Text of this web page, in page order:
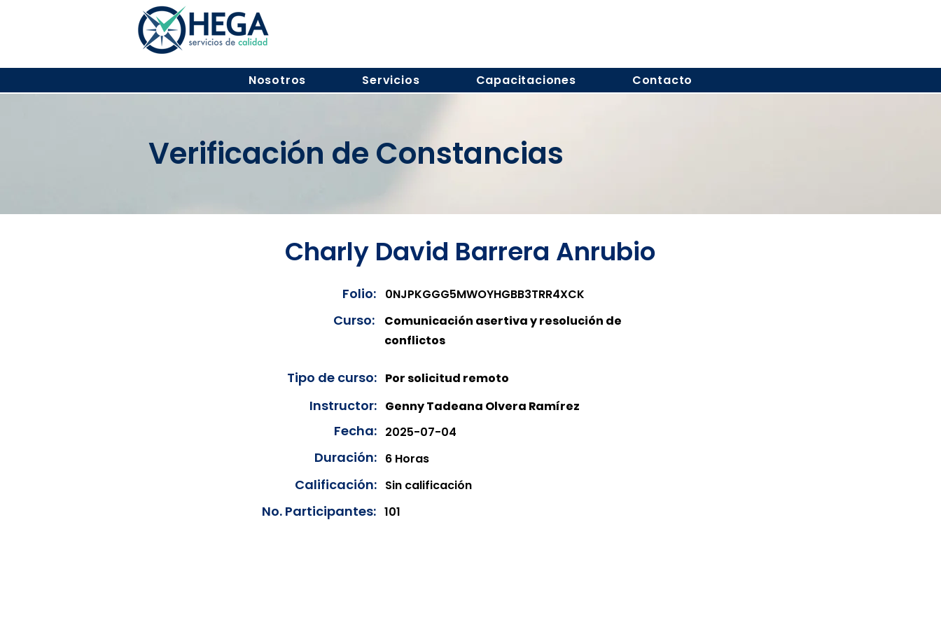
Nosotros Servicios Capacitaciones Contacto
Verificación de Constancias
Charly David Barrera Anrubio
Folio: 0NJPKGGG5MWOYHGBB3TRR4XCK
Curso:
Comunicación asertiva y resolución de
conflictos
Tipo de curso: Por solicitud remoto
Instructor: Genny Tadeana Olvera Ramírez
Fecha: 2025-07-04
Duración: 6 Horas
Calificación: Sin calificación
No. Participantes: 101